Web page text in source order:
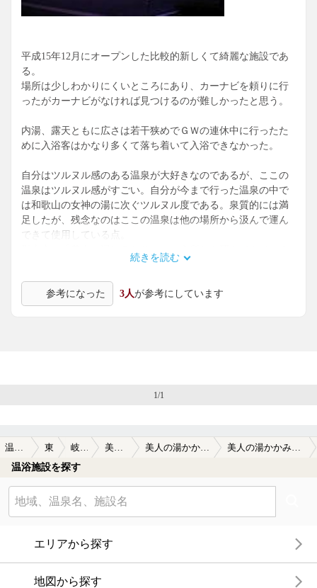
平成15年12月にオープンした比較的新しくて綺麗な施設であ
る。
場所は少しわかりにくいところにあり、カーナビを頼りに行
ったがカーナビがなければ見つけるのが難しかったと思う。
内湯、露天ともに広さは若干狭めでＧＷの連休中に行ったた
めに入浴客はかなり多くて落ち着いて入浴できなかった。
自分はツルヌル感のある温泉が大好きなのであるが、ここの
温泉はツルヌル感がすごい。自分が今まで行った温泉の中で
は和歌山の女神の湯に次ぐツルヌル度である。泉質的には満
足したが、残念なのはここの温泉は他の場所から汲んで運ん
できて使用している点。
らしい。源泉の湧くここにも行ってみたいという興味がわい
た。
館内ではリストバンドで精算する方式で、健康ランドのよう
続きを読む
参考になった 3人が参考にしています
1/1
東海 美濃加茂 美人の湯かかみがはら 美人の湯かかみがはらの口コミ一覧
温浴施設を探す
エリアから探す
地図から探す